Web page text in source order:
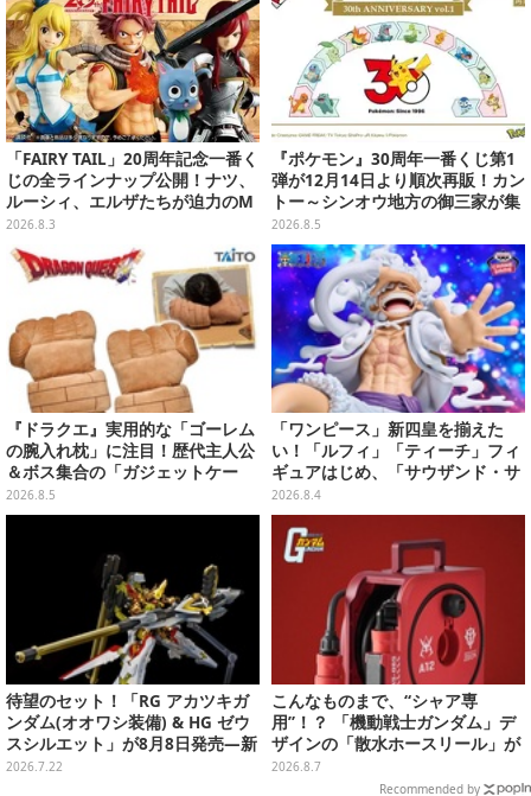
「FAIRY TAIL」20周年記念一番く
じの全ラインナップ公開！ナツ、
ルーシィ、エルザたちが迫力のM
ASTERLISEで初登場
2026.8.3
『ポケモン』30周年一番くじ第1
弾が12月14日より順次再販！カン
トー～シンオウ地方の御三家が集
まった時計、ぬいぐるみなど記念
グッズ盛りだくさん
2026.8.5
『ドラクエ』実用的な「ゴーレム
の腕入れ枕」に注目！歴代主人公
＆ボス集合の「ガジェットケー
ス」ほか9プライズが8月順次展開
2026.8.5
「ワンピース」新四皇を揃えた
い！「ルフィ」「ティーチ」フィ
ギュアはじめ、「サウザンド・サ
ニー号リモコンカー」など4商品
が順次展開
2026.8.4
待望のセット！「RG アカツキガ
ンダム(オオワシ装備) & HG ゼウ
スシルエット」が8月8日発売―新
規造形の股関節強化パーツも付属
2026.7.22
こんなものまで、“シャア専
用”！？ 「機動戦士ガンダム」デ
ザインの「散水ホースリール」が
予約開始ーあえて存在感を放つ赤
2026.8.7
Recommended by